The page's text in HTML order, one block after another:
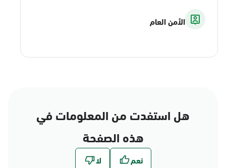
الأمن العام
هل استفدت من المعلومات في
هذه الصفحة